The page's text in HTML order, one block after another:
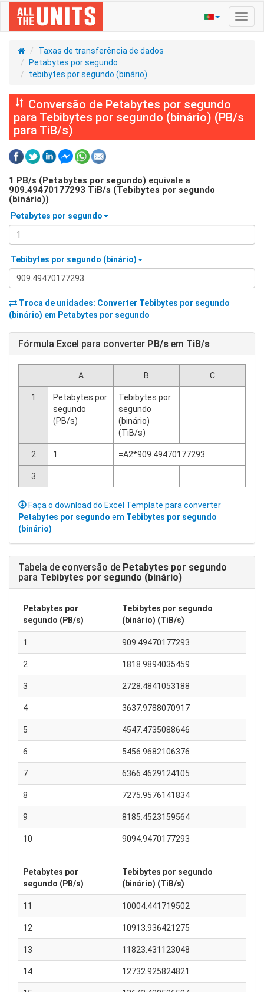
Taxas de transferência de dados
Petabytes por segundo
tebibytes por segundo (binário)
Conversão de Petabytes por segundo
para Tebibytes por segundo (binário) (PB/s
para TiB/s)
1 PB/s (Petabytes por segundo) equivale a
909.49470177293 TiB/s (Tebibytes por segundo
(binário))
Petabytes por segundo
Tebibytes por segundo (binário)
Troca de unidades: Converter Tebibytes por segundo
(binário) em Petabytes por segundo
Fórmula Excel para converter PB/s em TiB/s
A B C
1
Petabytes por
segundo
(PB/s)
Tebibytes por
segundo
(binário)
(TiB/s)
2 1 =A2*909.49470177293
3
Faça o download do Excel Template para converter
Petabytes por segundo em Tebibytes por segundo
(binário)
Tabela de conversão de Petabytes por segundo
para Tebibytes por segundo (binário)
Petabytes por
segundo (PB/s)
Tebibytes por segundo
(binário) (TiB/s)
1 909.49470177293
2 1818.9894035459
3 2728.4841053188
4 3637.9788070917
5 4547.4735088646
6 5456.9682106376
7 6366.4629124105
8 7275.9576141834
9 8185.4523159564
10 9094.9470177293
Petabytes por
segundo (PB/s)
Tebibytes por segundo
(binário) (TiB/s)
11 10004.441719502
12 10913.936421275
13 11823.431123048
14 12732.925824821